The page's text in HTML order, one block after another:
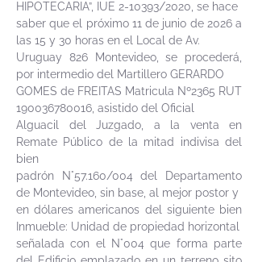
HIPOTECARIA”, IUE 2-10393/2020, se hace
saber que el próximo 11 de junio de 2026 a
las 15 y 30 horas en el Local de Av.
Uruguay 826 Montevideo, se procederá,
por intermedio del Martillero GERARDO
GOMES de FREITAS Matricula Nº2365 RUT
190036780016 , asistido del Oficial
Alguacil del Juzgado, a la venta en
Remate Público de la mitad indivisa del
bien
padrón N°57.160/004 del Departamento
de Montevideo, sin base, al mejor postor y
en dólares americanos del siguiente bien
Inmueble: Unidad de propiedad horizontal
señalada con el N°004 que forma parte